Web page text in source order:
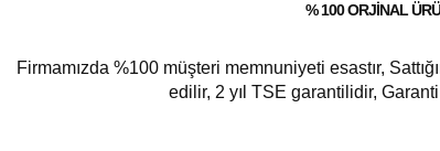
% 100 ORJINAL
Firmamızda %100 müşteri memnuniyeti esastır,
edilir, 2 yıl TSE garantilidir,